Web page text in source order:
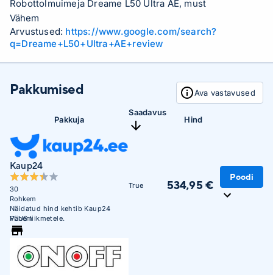
Robottolmuimeja Dreame L50 Ultra AE, must
Vähem
Arvustused: https://www.google.com/search?
q=Dreame+L50+Ultra+AE+review
Pakkumised Ava vastavused
Pakkuja
Saadavus
Hind
Kaup24
30
Rohkem
Näidatud hind kehtib Kaup24
PLUS liikmetele.
Vähem
True 534,95 €
Poodi